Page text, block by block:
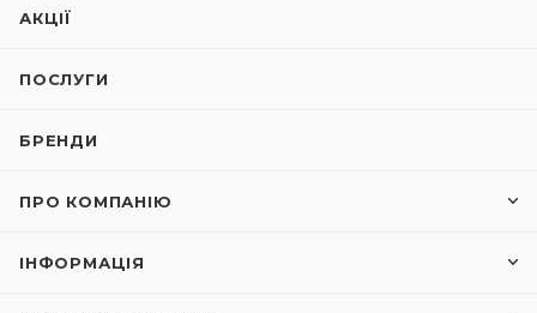
АКЦІЇ
ПОСЛУГИ
БРЕНДИ
ПРО КОМПАНІЮ
ІНФОРМАЦІЯ